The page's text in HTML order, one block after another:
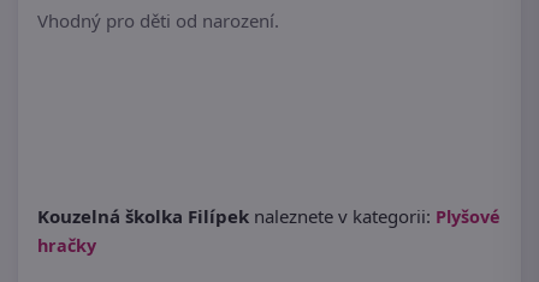
Vhodný pro děti od narození.
Kouzelná školka Filípek naleznete v kategorii: Plyšové
hračky